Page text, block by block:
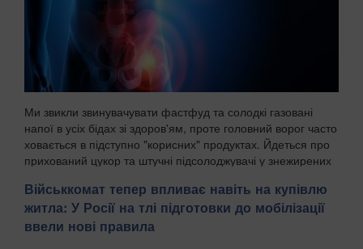
Ми звикли звинувачувати фастфуд та солодкі газовані
напої в усіх бідах зі здоров'ям, проте головний ворог часто
ховається в підступно "корисних" продуктах. Йдеться про
прихований цукор та штучні підсолоджувачі у знежирених
Військкомат тепер впливає навіть на купівлю
житла: У Росії на тлі підготовки до мобілізації
ввели нові правила